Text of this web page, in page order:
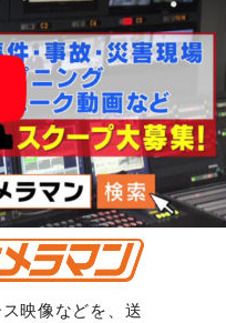
映像などを、送